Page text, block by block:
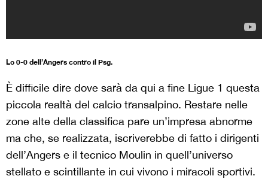
Lo 0-0 dell’Angers contro il Psg.
È difficile dire dove sarà da qui a fine Ligue 1 questa
piccola realtà del calcio transalpino. Restare nelle
zone alte della classifica pare un’impresa abnorme
ma che, se realizzata, iscriverebbe di fatto i dirigenti
dell’Angers e il tecnico Moulin in quell’universo
stellato e scintillante in cui vivono i miracoli sportivi.